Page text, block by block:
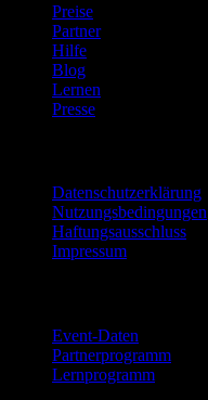
Preise
Partner
Hilfe
Blog
Lernen
Presse
Datenschutzerklärung
Nutzungsbedingungen
Haftungsausschluss
Impressum
Event-Daten
Partnerprogramm
Lernprogramm